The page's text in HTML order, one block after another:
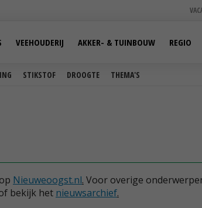
STIKSTOF DROOGTE THEMA'S
VEEHOUDERIJ AKKER- & TUINBOUW REGIO
Nieuweoogst.nl. Voor overige
bekijk het nieuwsarchief.